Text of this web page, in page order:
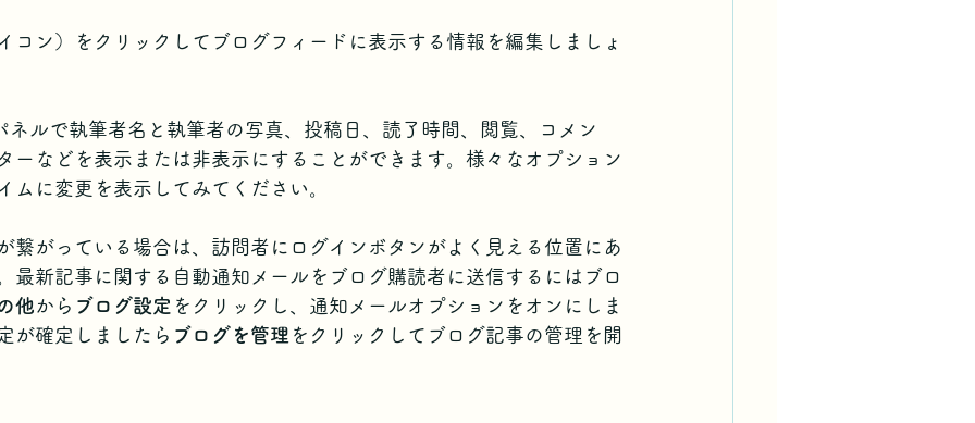
コン）をクリックしてブログフィードに表示する情報を編集しましょ
ネルで執筆者名と執筆者の写真、投稿日、読了時間、閲覧、コメン
ーなどを表示または非表示にすることができます。様々なオプション
ムに変更を表示してみてください。
繋がっている場合は、訪問者にログインボタンがよく見える位置にあ
最新記事に関する自動通知メールをブログ購読者に送信するにはブロ
他 から ブログ設定 をクリックし、通知メールオプションをオンにしま
が確定しましたら ブログを管理 をクリックしてブログ記事の管理を開